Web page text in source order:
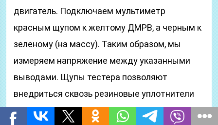
двигатель. Подключаем мультиметр
красным щупом к желтому ДМРВ, а черным к
зеленому (на массу). Таким образом, мы
измеряем напряжение между указанными
выводами. Щупы тестера позволяют
внедриться сквозь резиновые уплотнители
разъёма, вдоль указанных проводков, не